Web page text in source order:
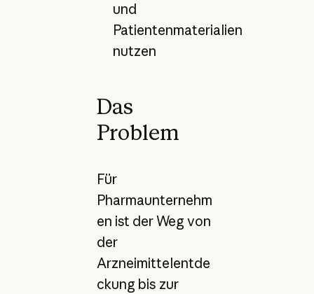
und
Patientenmaterialien
nutzen
Das
Problem
Für
Pharmaunternehm
en ist der Weg von
der
Arzneimittelentde
ckung bis zur